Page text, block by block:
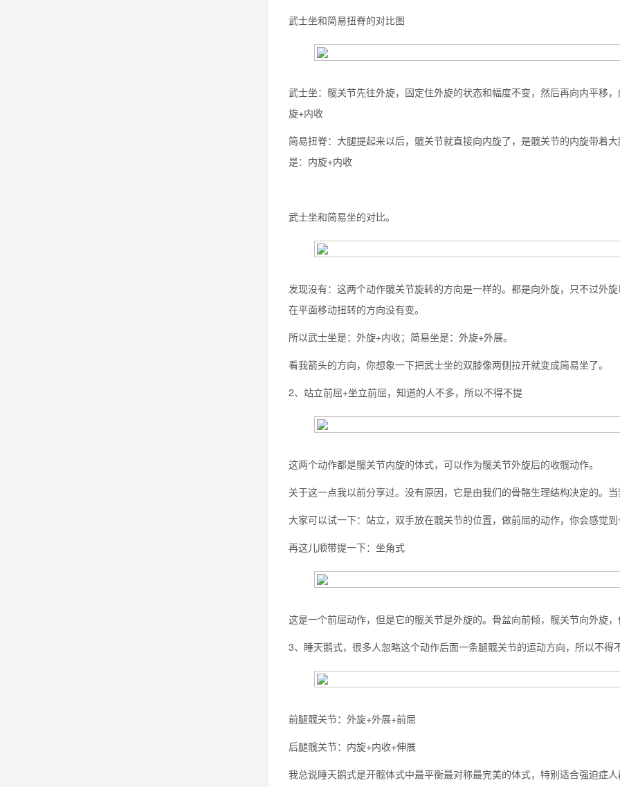
武士坐和简易扭脊的对比图
武士坐：髋关节先往外旋，固定住外旋的状态和幅度不变，然后再向内平移
旋+内收
简易扭脊：大腿提起来以后，髋关节就直接向内旋了，是髋关节的内旋带着
是：内旋+内收
武士坐和简易坐的对比。
发现没有：这两个动作髋关节旋转的方向是一样的。都是向外旋，只不过外
在平面移动扭转的方向没有变。
所以武士坐是：外旋+内收；简易坐是：外旋+外展。
看我箭头的方向，你想象一下把武士坐的双膝像两侧拉开就变成简易坐了。
2、站立前屈+坐立前屈，知道的人不多，所以不得不提
这两个动作都是髋关节内旋的体式，可以作为髋关节外旋后的收髋动作。
关于这一点我以前分享过。没有原因，它是由我们的骨骼生理结构决定的。
大家可以试一下：站立，双手放在髋关节的位置，做前屈的动作，你会感觉
再这儿顺带提一下：坐角式
这是一个前屈动作，但是它的髋关节是外旋的。骨盆向前倾，髋关节向外旋
3、睡天鹅式，很多人忽略这个动作后面一条腿髋关节的运动方向，所以不得
前腿髋关节：外旋+外展+前屈
后腿髋关节：内旋+内收+伸展
我总说睡天鹅式是开髋体式中最平衡最对称最完美的体式，特别适合强迫症